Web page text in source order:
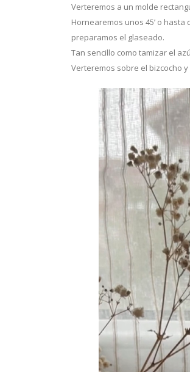
Verteremos a un molde
Hornearemos unos 45’ o
preparamos el glaseado.
Tan sencillo como tamizar el
Verteremos sobre el bizcocho y